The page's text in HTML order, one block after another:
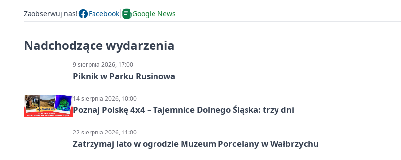
Zaobserwuj nas! Facebook Google News
Nadchodzące wydarzenia
9 sierpnia 2026, 17:00
Piknik w Parku Rusinowa
14 sierpnia 2026, 10:00
Poznaj Polskę 4x4 – Tajemnice Dolnego Śląska: trzy dni
22 sierpnia 2026, 11:00
Zatrzymaj lato w ogrodzie Muzeum Porcelany w Wałbrzychu